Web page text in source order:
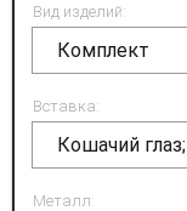
Вид изделий:
Комплект
Вставка:
Кошачий глаз;
Металл: